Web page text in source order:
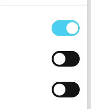
på allt inom kakel och